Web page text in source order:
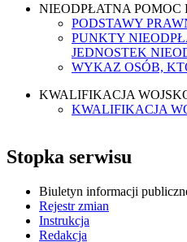
NIEODPŁATNA POMOC
PODSTAWY
PUNKTY
JEDNOSTEK
WYKAZ OSÓB,
KWALIFIKACJA
KWALIFIKACJA
Stopka serwisu
Biuletyn informacji
Rejestr zmian
Instrukcja
Redakcja